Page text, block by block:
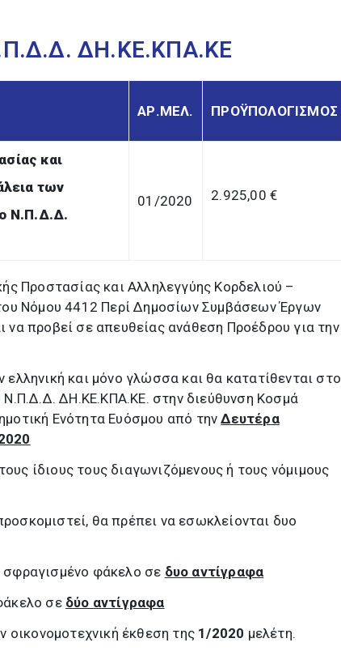
ΔΗ.ΚΕ.ΚΠΑ.ΚΕ
ΑΡ.ΜΕΛ. ΠΡΟΫΠΟΛΟΓΙΣΜΟΣ
και
των
Ν.Π.Δ.Δ.
01/2020 2.925,00 €
Προστασίας και Αλληλεγγύης Κορδελιού –
Νόμου 4412 Περί Δημοσίων Συμβάσεων Έργων
να προβεί σε απευθείας ανάθεση Προέδρου για την
και μόνο γλώσσα και θα κατατίθενται στο
Ν.Π.Δ.Δ. ΔΗ.ΚΕ.ΚΠΑ.ΚΕ. στην διεύθυνση Κοσμά
Ενότητα Ευόσμου από τηνΔευτέρα
ίδιους τους διαγωνιζόμενους ή τους νόμιμους
θα πρέπει να εσωκλείονται δυο
σφραγισμένο φάκελο σε δυο αντίγραφα
σε δύο αντίγραφα
οικονομοτεχνική έκθεση της 1/2020 μελέτη.